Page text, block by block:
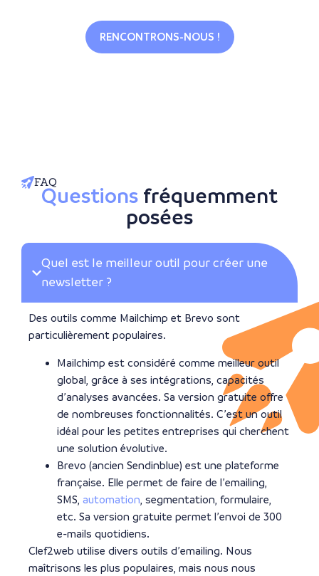
RENCONTRONS-NOUS !
FAQ
Questions fréquemment
posées
Quel est le meilleur outil pour créer une
newsletter ?
Des outils comme Mailchimp et Brevo sont
particulièrement populaires.
Mailchimp est considéré comme meilleur outil
global, grâce à ses intégrations, capacités
d’analyses avancées. Sa version gratuite offre
de nombreuses fonctionnalités. C’est un outil
idéal pour les petites entreprises qui cherchent
une solution évolutive.
Brevo (ancien Sendinblue) est une plateforme
française. Elle permet de faire de l’emailing,
SMS, automation , segmentation, formulaire,
etc. Sa version gratuite permet l’envoi de 300
e-mails quotidiens.
Clef2web utilise divers outils d’emailing. Nous
maîtrisons les plus populaires, mais nous nous